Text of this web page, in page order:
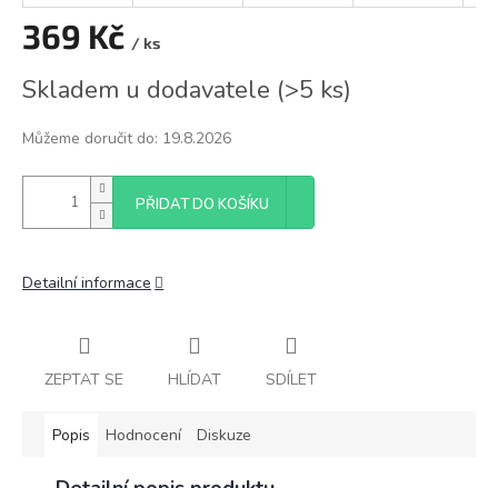
369 Kč / ks
cena:
Skladem u dodavatele (>5 ks)
Můžeme doručit do: 19.8.2026
PŘIDAT DO KOŠÍKU
Detailní informace
ZEPTAT SE HLÍDAT SDÍLET
Popis Hodnocení Diskuze